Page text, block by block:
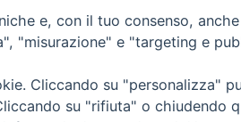
Policy
e, con il tuo consenso,
"misurazione" e "targeting e
Cliccando su "personalizza"
su "rifiuta" o chiudendo